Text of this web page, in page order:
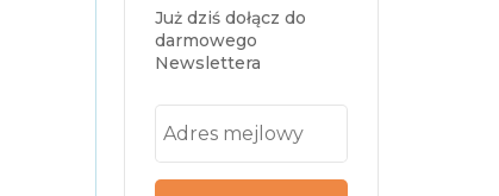
Już dziś dołącz do
darmowego
Newslettera